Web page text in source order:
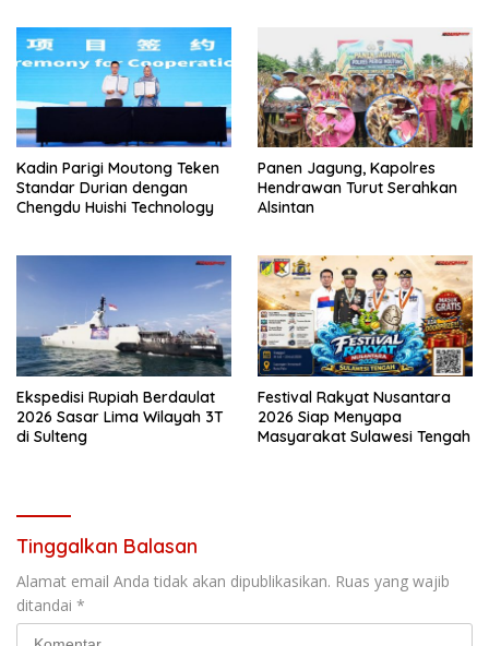
Kadin Parigi Moutong Teken
Standar Durian dengan
Chengdu Huishi Technology
Panen Jagung, Kapolres
Hendrawan Turut Serahkan
Alsintan
Ekspedisi Rupiah Berdaulat
2026 Sasar Lima Wilayah 3T
di Sulteng
Festival Rakyat Nusantara
2026 Siap Menyapa
Masyarakat Sulawesi Tengah
Tinggalkan Balasan
Alamat email Anda tidak akan dipublikasikan. Ruas yang wajib
ditandai *